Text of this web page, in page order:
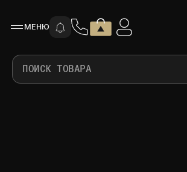
МЕНЮ
ПОИСК ТОВАРА